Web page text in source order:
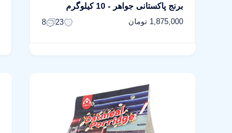
برنج پاکستانی جواهر - 10 کیلوگرم
1,875,000 تومان 23
8